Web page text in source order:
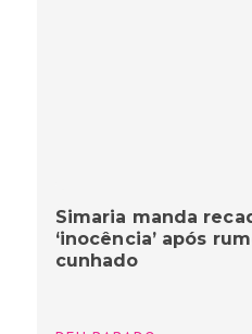
Simaria manda
‘inocência’ após
cunhado